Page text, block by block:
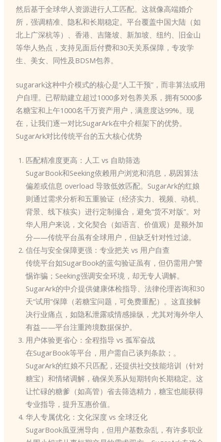
然后基于全球华人资源进行人工匹配。这就像高端婚介
所，强调精准、隐私和长期稳定。平台覆盖中国大陆（如
北上广深杭等）、香港、吉隆坡、新加坡、纽约、旧金山
等华人热点，支持见面后付费和30天关系保障，专攻学
生、美女、同性及BDSM包养。
sugarark这种中介模式的核心是“人工干预”，而非算法或用
户自理。已帮助建立超过1000多对包养关系，拥有5000多
名糖宝和上午1000名千万资产用户，满意度达99%。现
在，让我们逐一对比SugarArk在中介框架下的优势。
SugarArk对比传统平台的五大核心优势
匹配精准度更高：人工 vs 自助筛选
SugarBook和Seeking依赖用户浏览和消息，易因算法
偏差或信息 overload 导致低效匹配。SugarArk的红娘
则通过需求分析和五重验证（经济实力、视频、动机、
背景、线下核实）进行定制撮合，避免“货不对版”。对
华人用户来说，文化契合（如语言、价值观）是额外加
分——传统平台虽有全球用户，但缺乏针对性过滤。
信任与安全保障更强：专业把关 vs 用户自查
传统平台如SugarBook的蓝勾验证虽有，但仍需用户警
惕诈骗；Seeking强调安全环境，却无专人调解。
SugarArk的中介提供健康体检指导、法律伦理咨询和30
天“试用”保障（若糖宝问题，可免费重配）。这直接解
决行业痛点，如隐私泄露或情感操纵，尤其对海外华人
有益——平台注重跨境数据保护。
用户体验更省心：全程指导 vs 孤军奋战
在SugarBook等平台，用户需自己谈判条款；。
SugarArk的红娘不只匹配，还提供社交技能培训（针对
糖宝）和情绪调解，确保关系从短期转向长期稳定。这
让忙碌的糖爹（如高管）省去筛选精力，糖宝也能获得
专业指导，提升互惠价值。
华人专属优化：文化深度 vs 全球泛化
SugarBook虽亚洲导向，但用户基数杂乱，有许多职业